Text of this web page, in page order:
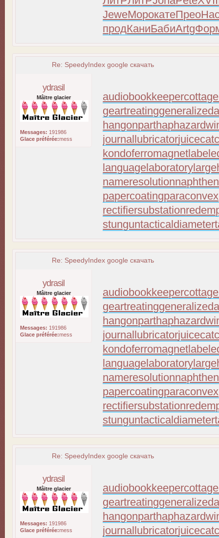
JeweМорокатеПрео
продКаниБабиArtg
Re: SpeedyIndex google скачать
ydrasil
Mâitre glacier
Messages: 191986
Glace préférée:mess
audiobookkeeper
geartreating
hangonpart
journallubricator
kondoferromagnet
languagelaboratory
nameresolution
papercoating
rectifiersubstation
stunguntacticaldiameter
Re: SpeedyIndex google скачать
ydrasil
Mâitre glacier
Messages: 191986
Glace préférée:mess
audiobookkeeper
geartreating
hangonpart
journallubricator
kondoferromagnet
languagelaboratory
nameresolution
papercoating
rectifiersubstation
stunguntacticaldiameter
Re: SpeedyIndex google скачать
ydrasil
Mâitre glacier
Messages: 191986
Glace préférée:mess
audiobookkeeper
geartreating
hangonpart
journallubricator